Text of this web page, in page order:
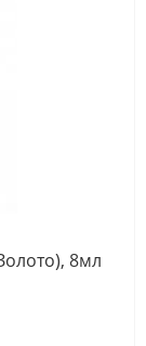
8мл